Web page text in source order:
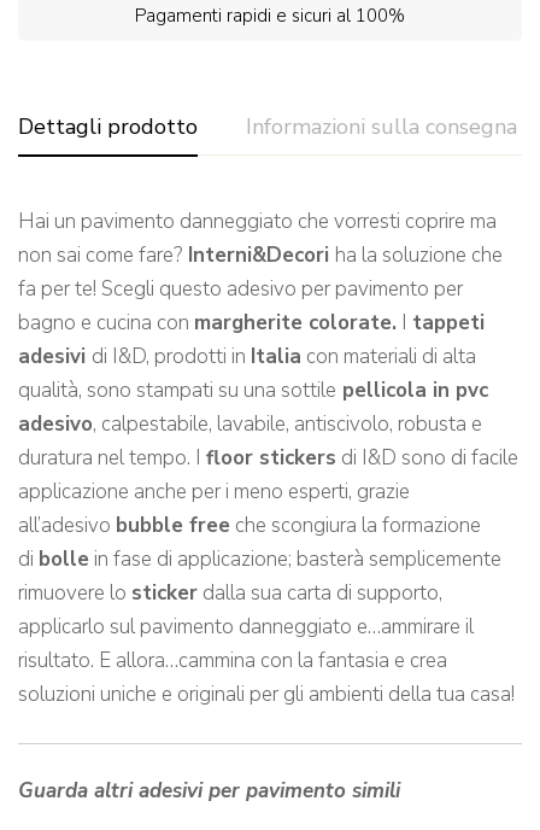
Pagamenti rapidi e sicuri al 100%
Dettagli prodotto Informazioni sulla consegna
Hai un pavimento danneggiato che vorresti coprire ma
non sai come fare? Interni&Decori ha la soluzione che
fa per te! Scegli questo adesivo per pavimento per
bagno e cucina con margherite colorate. I tappeti
adesivi di I&D, prodotti in Italia con materiali di alta
qualità, sono stampati su una sottile pellicola in pvc
adesivo, calpestabile, lavabile, antiscivolo, robusta e
duratura nel tempo. I floor stickers di I&D sono di facile
applicazione anche per i meno esperti, grazie
all’adesivo bubble free che scongiura la formazione
di bolle in fase di applicazione; basterà semplicemente
rimuovere lo sticker dalla sua carta di supporto,
applicarlo sul pavimento danneggiato e…ammirare il
risultato. E allora…cammina con la fantasia e crea
soluzioni uniche e originali per gli ambienti della tua casa!
Guarda altri adesivi per pavimento simili